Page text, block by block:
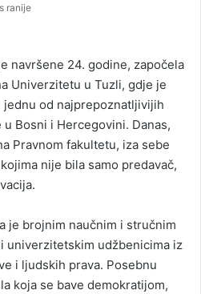
ranije
navršene 24. godine, započela
Univerzitetu u Tuzli, gdje je
jednu od najprepoznatljivijih
Bosni i Hercegovini. Danas,
Pravnom fakultetu, iza sebe
nije bila samo predavač,
je brojnim naučnim i stručnim
univerzitetskim udžbenicima iz
i ljudskih prava. Posebnu
koja se bave demokratijom,